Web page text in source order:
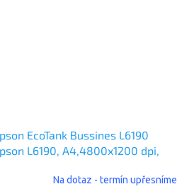
EcoTank Bussines L6190
L6190, A4,4800x1200 dpi,
Na dotaz - termín upřesníme